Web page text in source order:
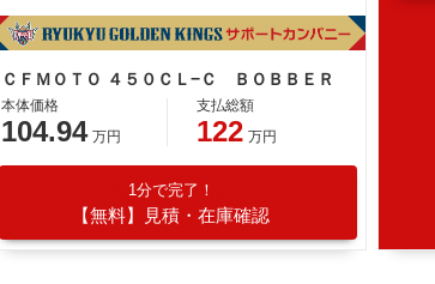
ＣＦＭＯＴＯ ４５０ＣＬ−Ｃ ＢＯＢＢＥＲ
本体価格
104.94 万円
支払総額
122 万円
1分で完了！
【無料】見積・在庫確認